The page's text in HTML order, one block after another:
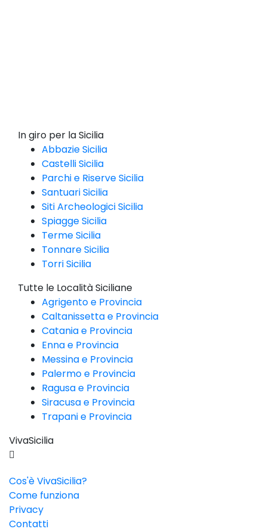
In giro per la Sicilia
Abbazie Sicilia
Castelli Sicilia
Parchi e Riserve Sicilia
Santuari Sicilia
Siti Archeologici Sicilia
Spiagge Sicilia
Terme Sicilia
Tonnare Sicilia
Torri Sicilia
Tutte le Località Siciliane
Agrigento e Provincia
Caltanissetta e Provincia
Catania e Provincia
Enna e Provincia
Messina e Provincia
Palermo e Provincia
Ragusa e Provincia
Siracusa e Provincia
Trapani e Provincia
VivaSicilia
Cos'è VivaSicilia?
Come funziona
Privacy
Contatti